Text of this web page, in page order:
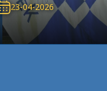
23-04-2026